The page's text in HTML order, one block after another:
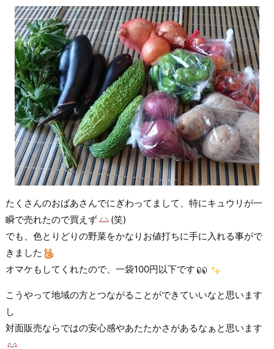
たくさんのおばあさんでにぎわってまして、特にキュウリが一
瞬で売れたので買えず
(笑)
でも、色とりどりの野菜をかなりお値打ちに手に入れる事がで
きました
オマケもしてくれたので、一袋100円以下です
こうやって地域の方とつながることができていいなと思います
し
対面販売ならではの安心感やあたたかさがあるなぁと思います